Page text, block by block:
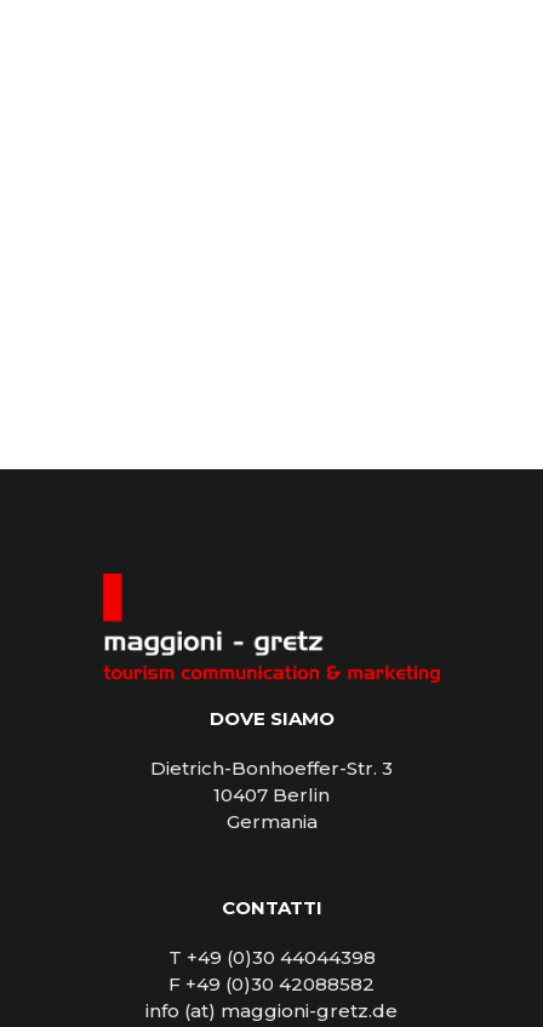
DOVE SIAMO
Dietrich-Bonhoeffer-Str. 3
10407 Berlin
Germania
CONTATTI
T +49 (0)30 44044398
F +49 (0)30 42088582
info (at) maggioni-gretz.de